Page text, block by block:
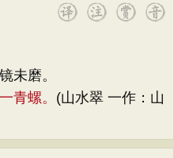
未磨。
青螺。 (山水翠 一作：山